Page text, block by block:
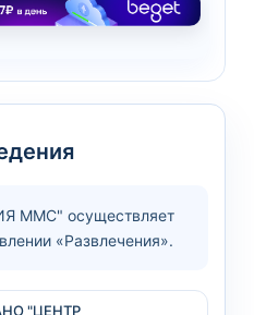
ММС" осуществляет
«Развлечения».
"ЦЕНТР